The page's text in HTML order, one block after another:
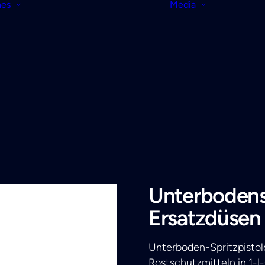
Media
Ersatzdüsen
Unterboden-
Rostschutzmitteln in 1-